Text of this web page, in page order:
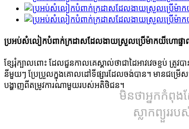
ប្រអប់សំលៀកបំពាក់ក្រដាសដែលងាយស្រួលប្រើម៉ាកយីហោផ្ទាល់ខ្
ខ្សែរុំក្បាលពោះ ដែលជួនកាលគេស្គាល់ថាជាដៃអាវវេចខ្ច
នីមួយៗ ប្រែប្រួលក្នុងគោលដៅទីផ្សារដែលចង់បាន។ មានជម្រើស
បង្ហាញពីតម្រូវការណាមួយរបស់អតិថិជន។
មិនថាអ្នកកំពុង
ស្លាកព្យួររ